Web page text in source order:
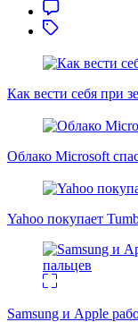
Как вести себя при
Облако Microsoft
Yahoo покупает
Samsung и Apple